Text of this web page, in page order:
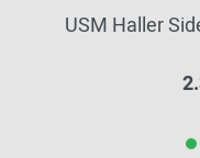
USM Haller